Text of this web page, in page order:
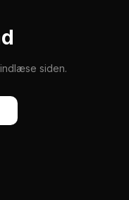
siden.